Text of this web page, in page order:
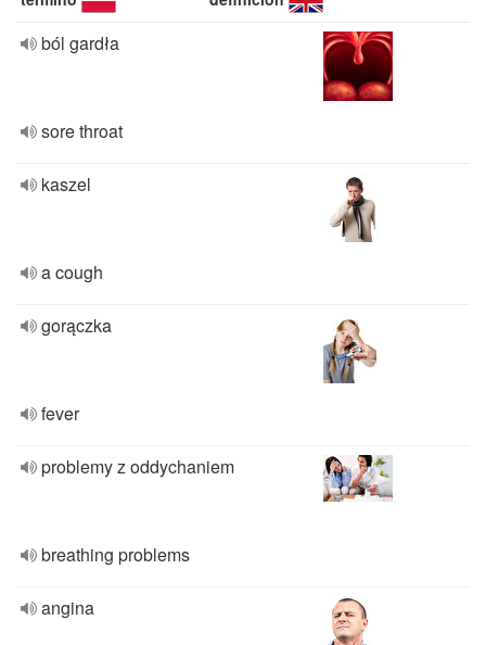
ból gardła
sore throat
kaszel
a cough
gorączka
fever
problemy z oddychaniem
breathing problems
angina